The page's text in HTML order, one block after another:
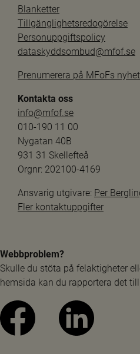
Blanketter
Tillgänglighetsredogörelse
Personuppgiftspolicy
dataskyddsombud@mfof.se
Prenumerera på MFoFs
Kontakta oss
info@mfof.se
010-190 11 00
Nygatan 40B
931 31 Skellefteå
Orgnr: 202100-4169
Ansvarig utgivare: Per
Fler kontaktuppgifter
Webbproblem?
Skulle du stöta på felaktigheter
hemsida kan du rapportera det till